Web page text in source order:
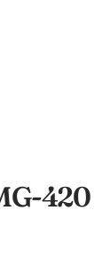
420